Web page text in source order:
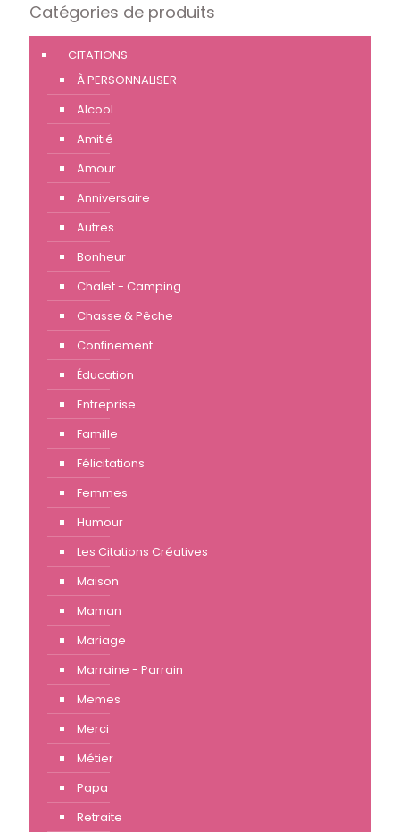
Catégories de produits
- CITATIONS -
À PERSONNALISER
Alcool
Amitié
Amour
Anniversaire
Autres
Bonheur
Chalet - Camping
Chasse & Pêche
Confinement
Éducation
Entreprise
Famille
Félicitations
Femmes
Humour
Les Citations Créatives
Maison
Maman
Mariage
Marraine - Parrain
Memes
Merci
Métier
Papa
Retraite